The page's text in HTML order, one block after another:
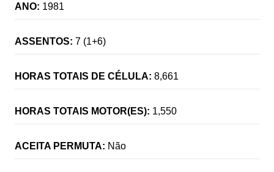
ANO: 1981
ASSENTOS: 7 (1+6)
HORAS TOTAIS DE CÉLULA: 8,661
HORAS TOTAIS MOTOR(ES): 1,550
ACEITA PERMUTA: Não